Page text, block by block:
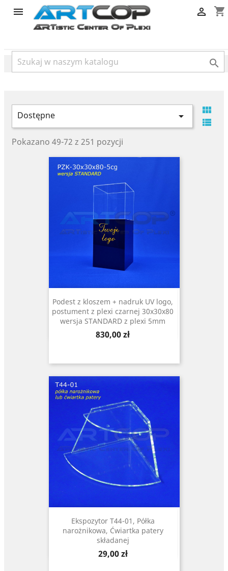
category
 shopping_cart


Dostępne 


Pokazano 49-72 z 251 pozycji
Podest z kloszem + nadruk UV logo,
postument z plexi czarnej 30x30x80
wersja STANDARD z plexi 5mm
Cena
830,00 zł
Ekspozytor T44-01, Półka
narożnikowa, Ćwiartka patery
składanej
Cena
29,00 zł